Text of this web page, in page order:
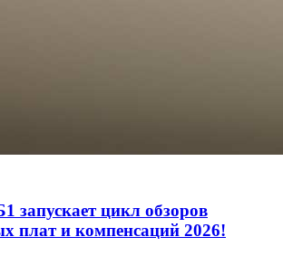
запускает цикл обзоров
плат и компенсаций 2026!